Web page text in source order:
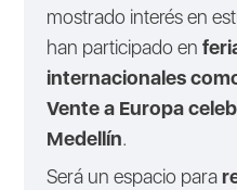
mostrado interés en
han participado en
internacionales
Vente a Europa
Medellín.
Será un espacio para